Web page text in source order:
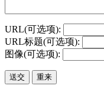
URL(可选项):
URL标题(可选项):
图像(可选项):